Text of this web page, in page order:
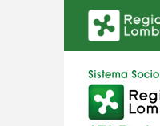
Salta al contenuto principale